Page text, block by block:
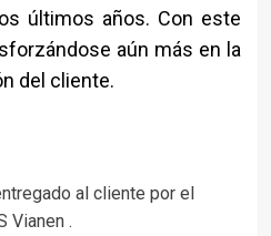
últimos años. Con este
aún más en la
del cliente.
al cliente por el
Vianen .